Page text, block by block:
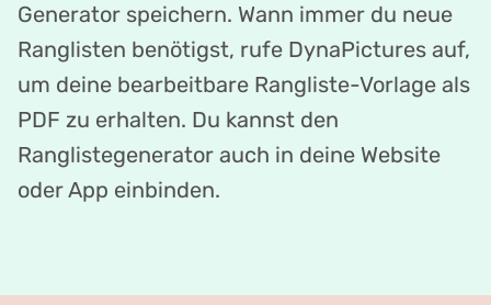
Generator speichern. Wann immer du neue
Ranglisten benötigst, rufe DynaPictures auf,
um deine bearbeitbare Rangliste-Vorlage als
PDF zu erhalten. Du kannst den
Ranglistegenerator auch in deine Website
oder App einbinden.